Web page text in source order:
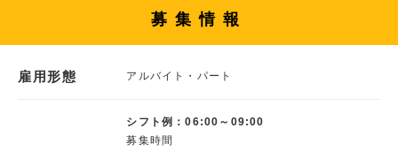
募集情報
雇用形態 アルバイト・パート
シフト例：06:00～09:00
募集時間